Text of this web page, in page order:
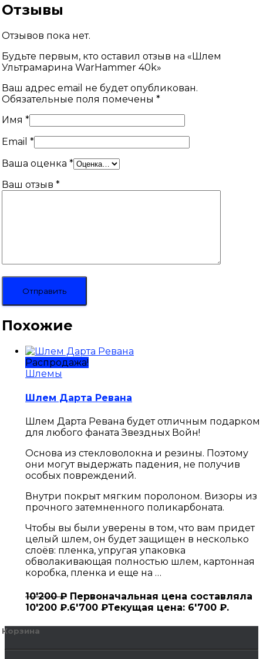
Отзывы
Отзывов пока нет.
Будьте первым, кто оставил отзыв на «Шлем
Ультрамарина WarHammer 40k»
Ваш адрес email не будет опубликован.
Обязательные поля помечены *
Имя *
Email *
Ваша оценка *
Ваш отзыв *
Похожие
Распродажа!
Шлемы
Шлем Дарта Ревана
Шлем Дарта Ревана будет отличным подарком
для любого фаната Звездных Войн!
Основа из стекловолокна и резины. Поэтому
они могут выдержать падения, не получив
особых повреждений.
Внутри покрыт мягким поролоном. Визоры из
прочного затемненного поликарбоната.
Чтобы вы были уверены в том, что вам придет
целый шлем, он будет защищен в несколько
слоёв: пленка, упругая упаковка
обволакивающая полностью шлем, картонная
коробка, пленка и еще на …
10'200₽ Первоначальная цена составляла
10'200 ₽.6'700 ₽Текущая цена: 6'700 ₽.
Корзина